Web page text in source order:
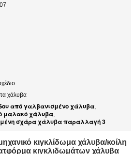
χάλυβα
από γαλβανισμένο χάλυβα,
μαλακό χάλυβα,
σχάρα χάλυβα παραλλαγή 3
κιγκλίδωμα χάλυβα/κοίλη
κιγκλιδωμάτων χάλυβα